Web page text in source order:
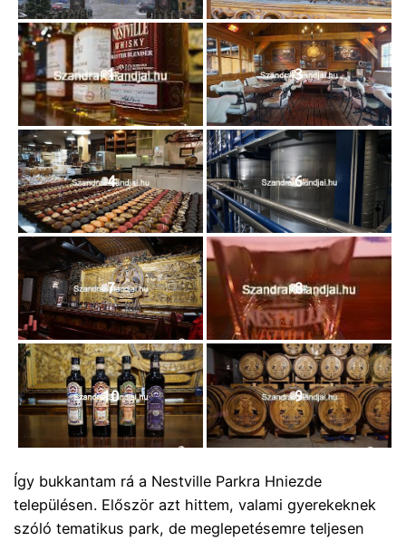
1 3
4 6
7 8
10 9
Így bukkantam rá a Nestville Parkra Hniezde
településen. Először azt hittem, valami gyerekeknek
szóló tematikus park, de meglepetésemre teljesen